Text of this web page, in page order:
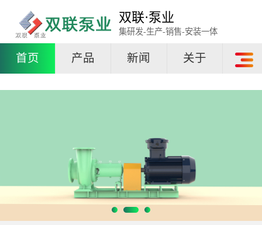
双联·泵业
集研发-生产-销售-安装一体
首页 产品 新闻 关于